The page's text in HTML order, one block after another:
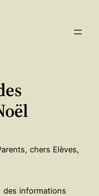
chers Elèves,
des informations